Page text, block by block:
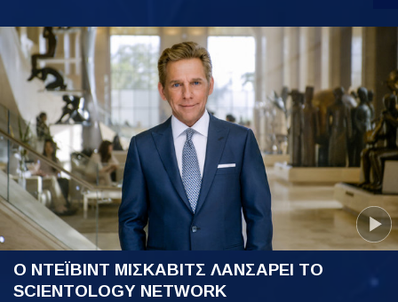
Ο ΝΤΕΪΒΙΝΤ ΜΙΣΚΑΒΙΤΣ ΛΑΝΣΑΡΕΙ ΤΟ
SCIENTOLOGY NETWORK